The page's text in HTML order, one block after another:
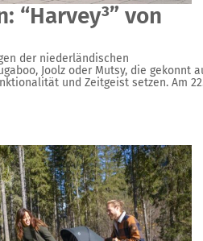
“Harvey³” von
der niederländischen
Joolz oder Mutsy, die gekonnt
und Zeitgeist setzen. Am